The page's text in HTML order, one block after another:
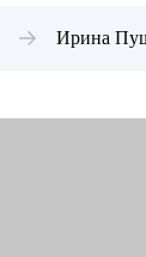
Ирина